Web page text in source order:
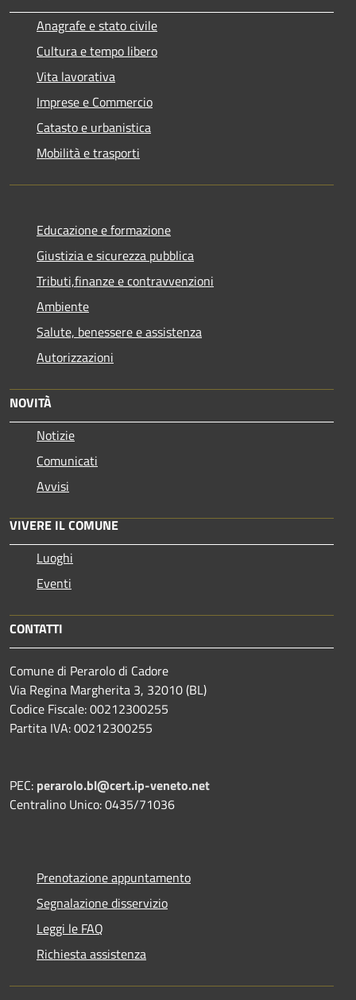
Anagrafe e stato civile
Cultura e tempo libero
Vita lavorativa
Imprese e Commercio
Catasto e urbanistica
Mobilità e trasporti
Educazione e formazione
Giustizia e sicurezza pubblica
Tributi,finanze e contravvenzioni
Ambiente
Salute, benessere e assistenza
Autorizzazioni
NOVITÀ
Notizie
Comunicati
Avvisi
VIVERE IL COMUNE
Luoghi
Eventi
CONTATTI
Comune di Perarolo di Cadore
Via Regina Margherita 3, 32010 (BL)
Codice Fiscale: 00212300255
Partita IVA: 00212300255
PEC: perarolo.bl@cert.ip-veneto.net
Centralino Unico: 0435/71036
Prenotazione appuntamento
Segnalazione disservizio
Leggi le FAQ
Richiesta assistenza